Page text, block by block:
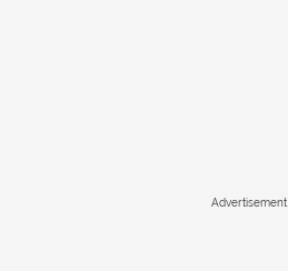
Advertisement